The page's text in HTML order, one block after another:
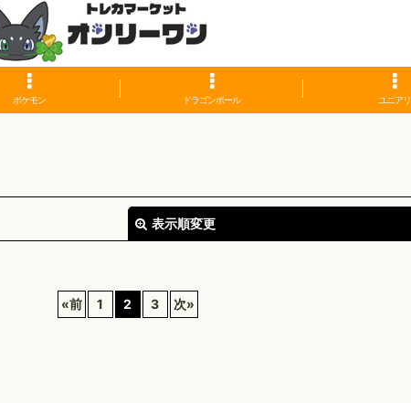
ポケモン ドラゴンボール ユニアリ
表示順変更
«前 1 2 3 次»